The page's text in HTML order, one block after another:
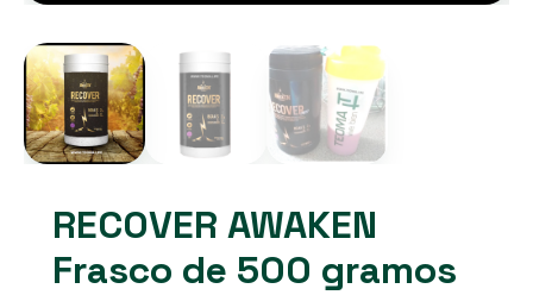
RECOVER AWAKEN
Frasco de 500 gramos